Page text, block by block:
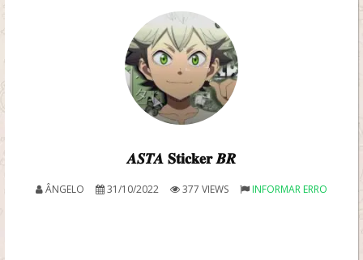
𝑨𝑺𝑻𝑨 𝐒𝐭𝐢𝐜𝐤𝐞𝐫 𝑩𝑹
ÂNGELO 31/10/2022 377 VIEWS INFORMAR ERRO